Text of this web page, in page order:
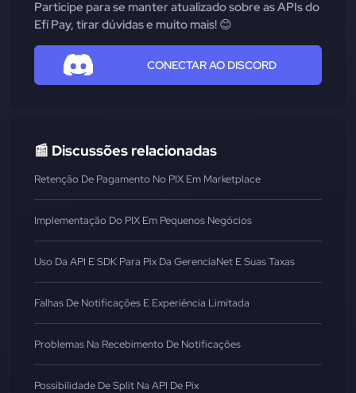
Participe para se manter atualizado sobre as APIs do
Efí Pay, tirar dúvidas e muito mais! 😊
CONECTAR AO DISCORD
📰 Discussões relacionadas
Retenção De Pagamento No PIX Em Marketplace
Implementação Do PIX Em Pequenos Negócios
Uso Da API E SDK Para Pix Da GerenciaNet E Suas Taxas
Falhas De Notificações E Experiência Limitada
Problemas Na Recebimento De Notificações
Possibilidade De Split Na API De Pix